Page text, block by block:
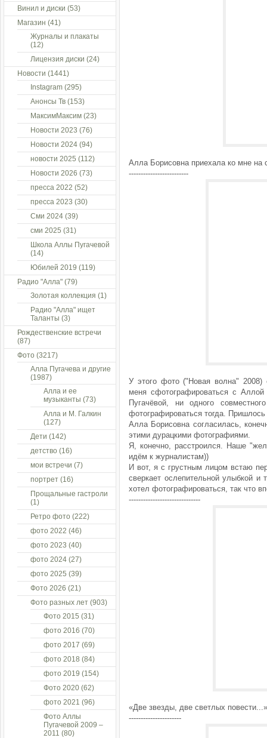
Алла Борисовна приехала ко мне на
-------------------------
У этого фото ("Новая волна" 2008)
меня сфотографироваться с
Пугачёвой, ни одного
фотографироваться тогда.
Алла Борисовна согласилась,
этими дурацкими фотографиями.
Я, конечно, расстроился. Наше
идём к журналистам))
И вот, я с грустным лицом встаю
сверкает ослепительной улыбкой
хотел фотографироваться, так что
------------------------------
«Две звезды, две светлых
----------------------
Винил и диски (53)
Магазин (41)
Журналы и плакаты
(12)
Лицензия диски (24)
Новости (1441)
Instagram (295)
Анонсы Тв (153)
МаксимМаксим (23)
Новости 2023 (76)
Новости 2024 (94)
новости 2025 (112)
Новости 2026 (73)
пресса 2022 (52)
пресса 2023 (30)
Сми 2024 (39)
сми 2025 (31)
Школа Аллы Пугачевой
(14)
Юбилей 2019 (119)
Радио "Алла" (79)
Золотая коллекция (1)
Радио "Алла" ищет
Таланты (3)
Рождественские встречи
(87)
Фото (3217)
Алла Пугачева и другие
(1987)
Алла и ее
музыканты (73)
Алла и М. Галкин
(127)
Дети (142)
детство (16)
мои встречи (7)
портрет (16)
Прощальные гастроли
(1)
Ретро фото (222)
фото 2022 (46)
фото 2023 (40)
фото 2024 (27)
фото 2025 (39)
Фото 2026 (21)
Фото разных лет (903)
Фото 2015 (31)
фото 2016 (70)
фото 2017 (69)
фото 2018 (84)
фото 2019 (154)
Фото 2020 (62)
фото 2021 (96)
Фото Аллы
Пугачевой 2009 –
2011 (80)